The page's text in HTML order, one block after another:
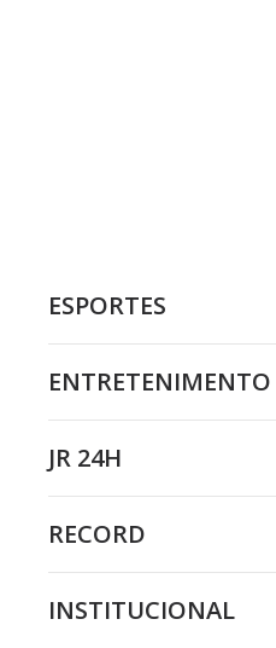
ESPORTES
ENTRETENIMENTO
JR 24H
RECORD
INSTITUCIONAL